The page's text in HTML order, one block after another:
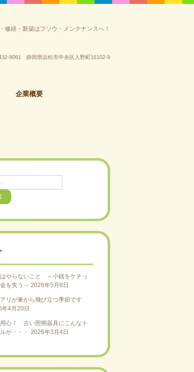
修繕・新築はフソウ・メンテナンスへ！
8061 静岡県浜松市中央区入野町16102-9
企業概要
やらないこと ～小銭をケチっ
を失う～ 2026年5月8日
リが巣から飛び立つ季節です
年4月20日
心！ 古い照明器具にこんなト
が・・・
2026年3月4日